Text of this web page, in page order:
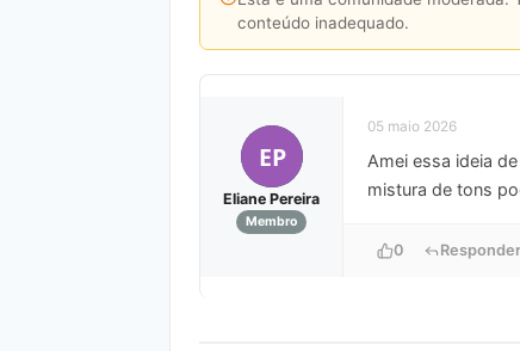
conteúdo inadequado.
EP
Eliane Pereira
Membro
05 maio 2026
Amei essa ideia
mistura de tons
0 Responder